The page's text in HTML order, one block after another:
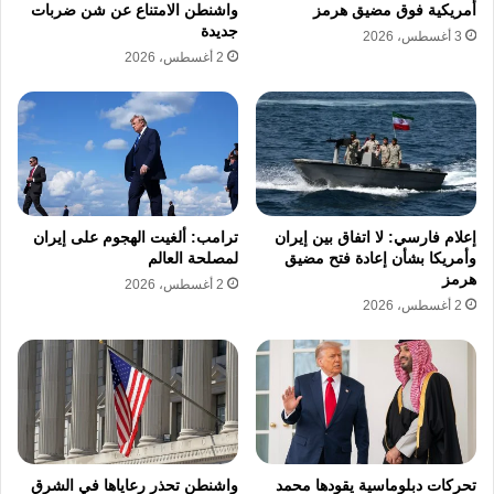
وجاء ذلك بعد يوم واحد من هجوم صاروخي
استهدف منشأة لتحويل الغاز إلى سوائل في مدينة
رأس لفان الصناعية شمال شرقي البلاد.
وكانت وزارة الخارجية القطرية قد أدانت الهجوم،
واعتبرتهتصعيدًا خطيرًا وانتهاكًا صارخًا لسيادة
الدولةوتهديدًا مباشرًا لأمنها الوطني واستقرار
المنطقة.
خلفية التصعيد الإقليمي
وتأتي هذه التطورات في سياق تصعيد عسكري
واسع تشهده المنطقة منذ 28 فبراير/شباط
الماضي، مع استمرار العمليات العسكرية وتبادل
أمريكية فوق مضيق هرمز
3 أغسطس، 2026
واشنطن الامتناع عن شن ضربات
جديدة
2 أغسطس، 2026
إعلام فارسي: لا اتفاق بين إيران
وأمريكا بشأن إعادة فتح مضيق
هرمز
2 أغسطس، 2026
ترامب: ألغيت الهجوم على إيران
لمصلحة العالم
2 أغسطس، 2026
تحركات دبلوماسية يقودها محمد
واشنطن تحذر رعاياها في الشرق